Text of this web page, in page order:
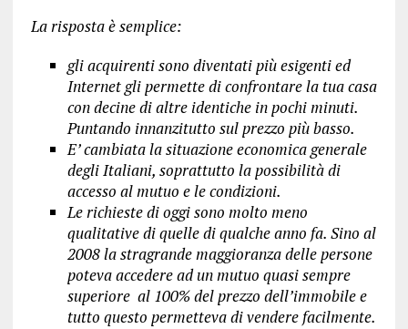
La risposta è semplice:
gli acquirenti sono diventati più esigenti ed
Internet gli permette di confrontare la tua casa
con decine di altre identiche in pochi minuti.
Puntando innanzitutto sul prezzo più basso.
E’ cambiatala situazione economica generale
degli Italiani, soprattutto la possibilità di
accesso al mutuo e le condizioni.
Le richieste di oggi sono molto meno
qualitative di quelle di qualche anno fa. Sino al
2008 la stragrande maggioranza delle persone
poteva accedere ad un mutuo quasi sempre
superiore al 100% del prezzo dell’immobile e
tutto questo permetteva di vendere facilmente.